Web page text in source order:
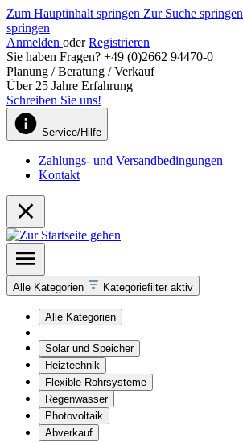
Zum Hauptinhalt springen Zur Suche springen
springen
Anmelden oder Registrieren
Sie haben Fragen? +49 (0)2662 94470-0
Planung / Beratung / Verkauf
Über 25 Jahre Erfahrung
Schreiben Sie uns!
Service/Hilfe
Zahlungs- und Versandbedingungen
Kontakt
Alle Kategorien Kategoriefilter aktiv
Alle Kategorien
Solar und Speicher
Heiztechnik
Flexible Rohrsysteme
Regenwasser
Photovoltaik
Abverkauf